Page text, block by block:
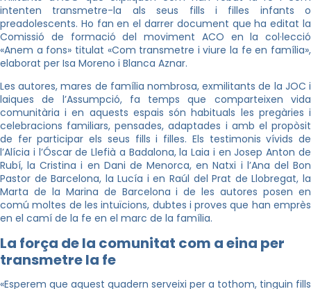
intenten transmetre-la als seus fills i filles infants o
preadolescents. Ho fan en el darrer document que ha editat la
Comissió de formació del moviment ACO en la col·lecció
«Anem a fons» titulat «Com transmetre i viure la fe en família»,
elaborat per Isa Moreno i Blanca Aznar.
Les autores, mares de família nombrosa, exmilitants de la JOC i
laiques de l’Assumpció, fa temps que comparteixen vida
comunitària i en aquests espais són habituals les pregàries i
celebracions familiars, pensades, adaptades i amb el propòsit
de fer participar els seus fills i filles. Els testimonis vívids de
l’Alícia i l’Óscar de Llefià a Badalona, la Laia i en Josep Anton de
Rubí, la Cristina i en Dani de Menorca, en Natxi i l’Ana del Bon
Pastor de Barcelona, la Lucía i en Raúl del Prat de Llobregat, la
Marta de la Marina de Barcelona i de les autores posen en
comú moltes de les intuïcions, dubtes i proves que han emprès
en el camí de la fe en el marc de la família.
La força de la comunitat com a eina per
transmetre la fe
«Esperem que aquest quadern serveixi per a tothom, tinguin fills